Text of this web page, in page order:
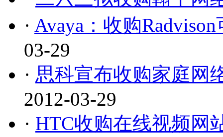
· Avaya：收购
03-29
· 思科宣布收购家庭网
2012-03-29
· HTC收购在线视频网